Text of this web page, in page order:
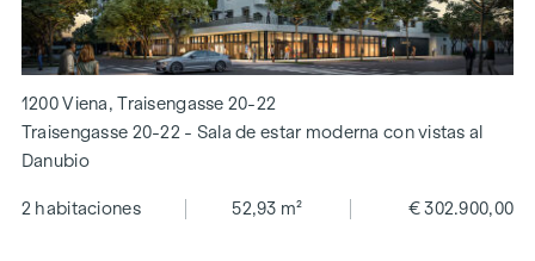
1200 Viena, Traisengasse 20-22
Traisengasse 20-22 - Sala de estar moderna con vistas al
Danubio
2 habitaciones 52,93 m² € 302.900,00